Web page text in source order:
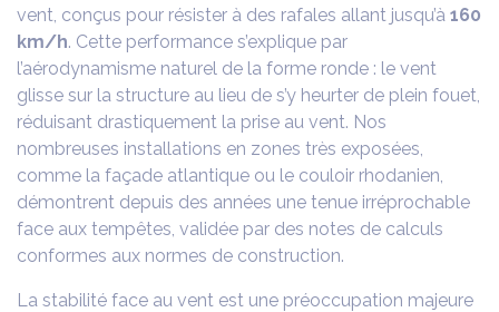
vent, conçus pour résister à des rafales allant jusqu’à 160
km/h. Cette performance s’explique par
l’aérodynamisme naturel de la forme ronde : le vent
glisse sur la structure au lieu de s’y heurter de plein fouet,
réduisant drastiquement la prise au vent. Nos
nombreuses installations en zones très exposées,
comme la façade atlantique ou le couloir rhodanien,
démontrent depuis des années une tenue irréprochable
face aux tempêtes, validée par des notes de calculs
conformes aux normes de construction.
La stabilité face au vent est une préoccupation majeure